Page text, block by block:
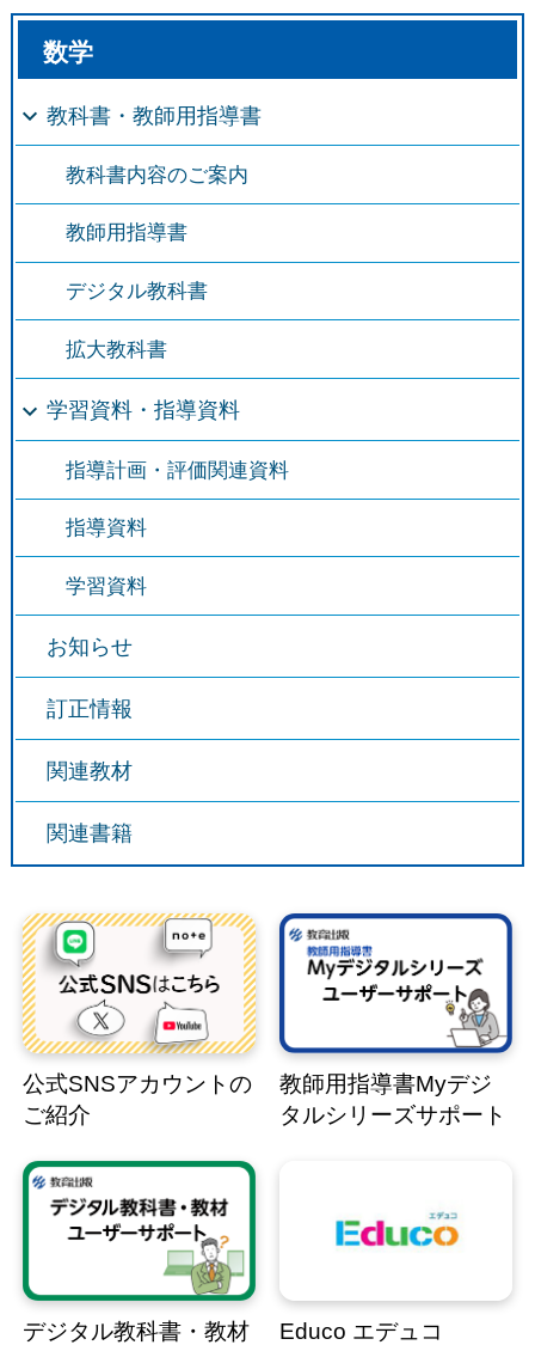
数学
教科書・教師用指導書
教科書内容のご案内
教師用指導書
デジタル教科書
拡大教科書
学習資料・指導資料
指導計画・評価関連資料
指導資料
学習資料
お知らせ
訂正情報
関連教材
関連書籍
公式SNSアカウントの
ご紹介
教師用指導書Myデジ
タルシリーズサポート
デジタル教科書・教材
Educo エデュコ